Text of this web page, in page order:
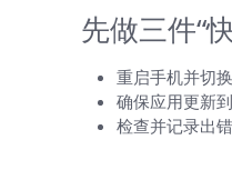
先做三件“
重启手机并切
确保应用更新
检查并记录出